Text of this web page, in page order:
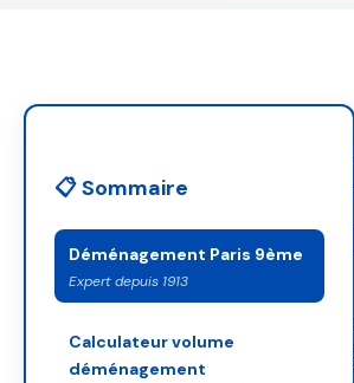
📋 Sommaire
Déménagement Paris 9ème
Expert depuis 1913
Calculateur volume
déménagement